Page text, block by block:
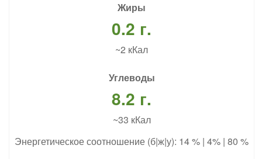
Жиры
0.2 г.
~2 кКал
Углеводы
8.2 г.
~33 кКал
Энергетическое соотношение (б|ж|у): 14 % | 4% | 80 %